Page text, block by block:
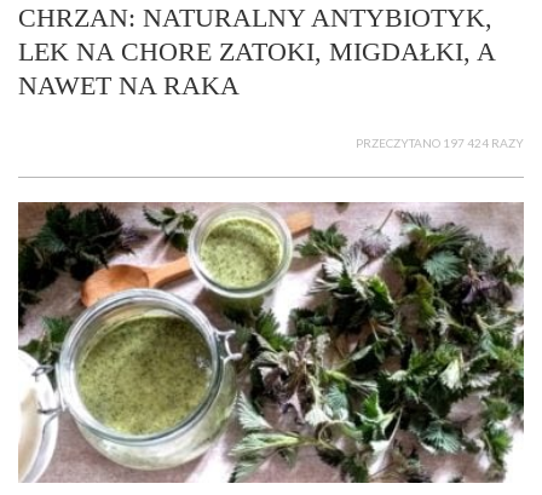
CHRZAN: NATURALNY ANTYBIOTYK,
LEK NA CHORE ZATOKI, MIGDAŁKI, A
NAWET NA RAKA
PRZECZYTANO 197 424 RAZY